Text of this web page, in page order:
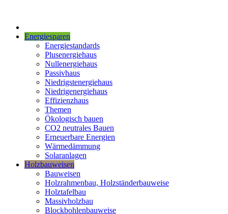
Energiesparen
Energiestandards
Plusenergiehaus
Nullenergiehaus
Passivhaus
Niedrigstenergiehaus
Niedrigenergiehaus
Effizienzhaus
Themen
Ökologisch bauen
CO2 neutrales Bauen
Erneuerbare Energien
Wärmedämmung
Solaranlagen
Holzbauweisen
Bauweisen
Holzrahmenbau, Holzständerbauweise
Holztafelbau
Massivholzbau
Blockbohlenbauweise